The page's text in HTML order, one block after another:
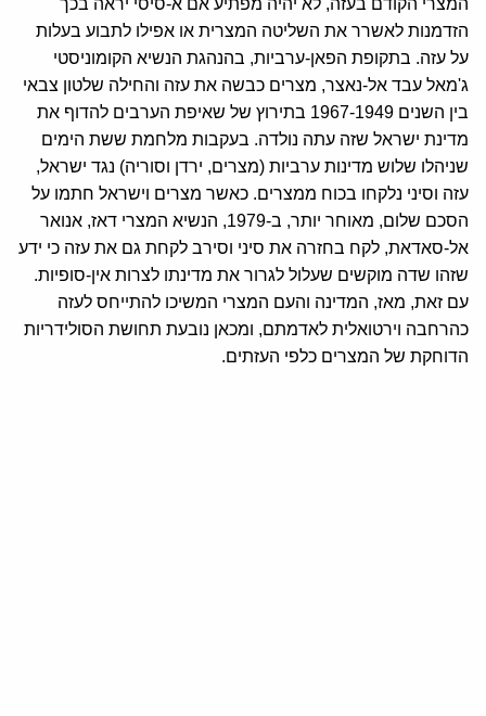
הזדמנות לאשרר את השליטה המצרית או אפילו לתבוע בעלות
על עזה. בתקופת הפאן-ערביות, בהנהגת הנשיא הקומוניסטי
ג'מאל עבד אל-נאצר, מצרים כבשה את עזה והחילה שלטון צבאי
בין השנים 1967-1949 בתירוץ של שאיפת הערבים להדוף את
מדינת ישראל שזה עתה נולדה. בעקבות מלחמת ששת הימים
שניהלו שלוש מדינות ערביות (מצרים, ירדן וסוריה) נגד ישראל,
עזה וסיני נלקחו בכוח ממצרים. כאשר מצרים וישראל חתמו על
הסכם שלום, מאוחר יותר, ב-1979, הנשיא המצרי דאז, אנואר
אל-סאדאת, לקח בחזרה את סיני וסירב לקחת גם את עזה כי ידע
שזהו שדה מוקשים שעלול לגרור את מדינתו לצרות אין-סופיות.
עם זאת, מאז, המדינה והעם המצרי המשיכו להתייחס לעזה
כהרחבה וירטואלית לאדמתם, ומכאן נובעת תחושת הסולידריות
הדוחקת של המצרים כלפי העזתים.